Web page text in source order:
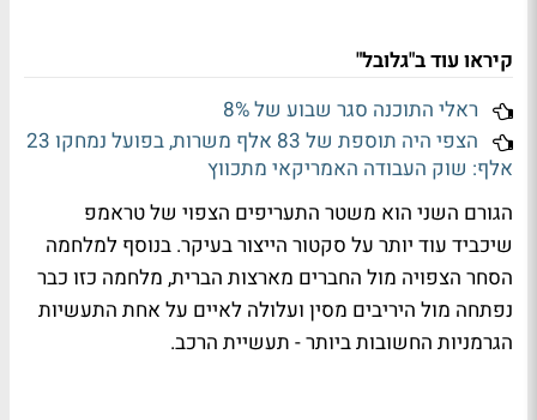
קיראו עוד ב"גלובל"
ראלי התוכנה סגר שבוע של 8%
הצפי היה תוספת של 83 אלף משרות, בפועל נמחקו 23
אלף: שוק העבודה האמריקאי מתכווץ
הגורם השני הוא משטר התעריפים הצפוי של טראמפ
שיכביד עוד יותר על סקטור הייצור בעיקר. בנוסף למלחמה
הסחר הצפויה מול החברים מארצות הברית, מלחמה כזו כבר
נפתחה מול היריבים מסין ועלולה לאיים על אחת התעשיות
הגרמניות החשובות ביותר - תעשיית הרכב.